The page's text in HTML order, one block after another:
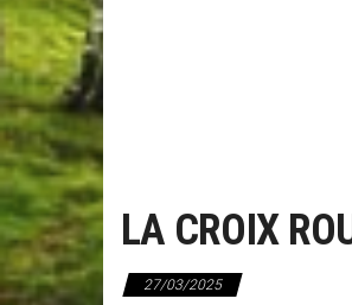
LA CROIX
27/03/2025